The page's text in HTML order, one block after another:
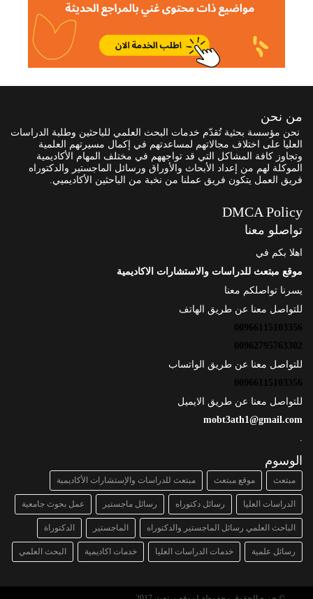
من نحن
نحن مؤسسة بحثية تُقدّم خدمات البحث العلمي للباحثين وطلبة الدراسات
العليا على اختلاف مجالاتهم لمساعدتهم في إكمال مسيرتهم العلمية
وتجاوز كافة المشاكل التي قد تواجههم في مختلف المهام الأكاديمية
الموكلة لهم من إعداد الأبحاث والأوراق ورسائل الماجستير والدكتوراه
فريق العمل يتكون فريق عملنا من نخبة من الباحثين الأكاديميي.
DMCA Policy
تواصلو معنا
اهلا بكم في
موقع مبتعث للدراسات والاستشارات الاكاديمية
يسرنا تواصلكم معنا
للتواصل معنا عن طريق الهاتف
00966115103356
00962795763302
للتواصل معنا عن طريق الواتساب
00966115103356
للتواصل معنا عن طريق الايميل
mobt3ath1@gmail.com
الوسوم
مبتعث موقع مبتعث مبتعث للدراسات والإستشارات الأكاديمية
الدراسات العليا رسائل دكتوراه رسائل ماجستير عمل بحوث جامعية
الباحث العلمي رسائل الماجستير والدكتوراه الماجستير الدكتوراة
رسائل علمية خدمات الدراسات العليا خدمات اكاديمية البحث العلمي